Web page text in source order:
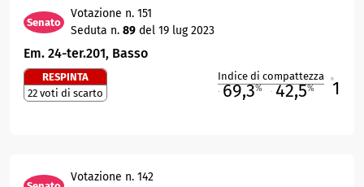
Senato
Votazione n. 151
Seduta n. 89 del 19 lug 2023
Em. 24-ter.201, Basso
RESPINTA
22 voti di scarto
Indice di compattezza
69,3% 42,5% 1
Votazione n. 142